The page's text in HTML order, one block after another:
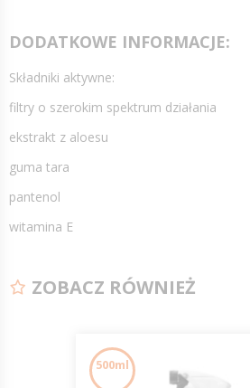
DODATKOWE INFORMACJE:
Składniki aktywne:
filtry o szerokim spektrum działania
ekstrakt z aloesu
guma tara
pantenol
witamina E
ZOBACZ RÓWNIEŻ
500ml